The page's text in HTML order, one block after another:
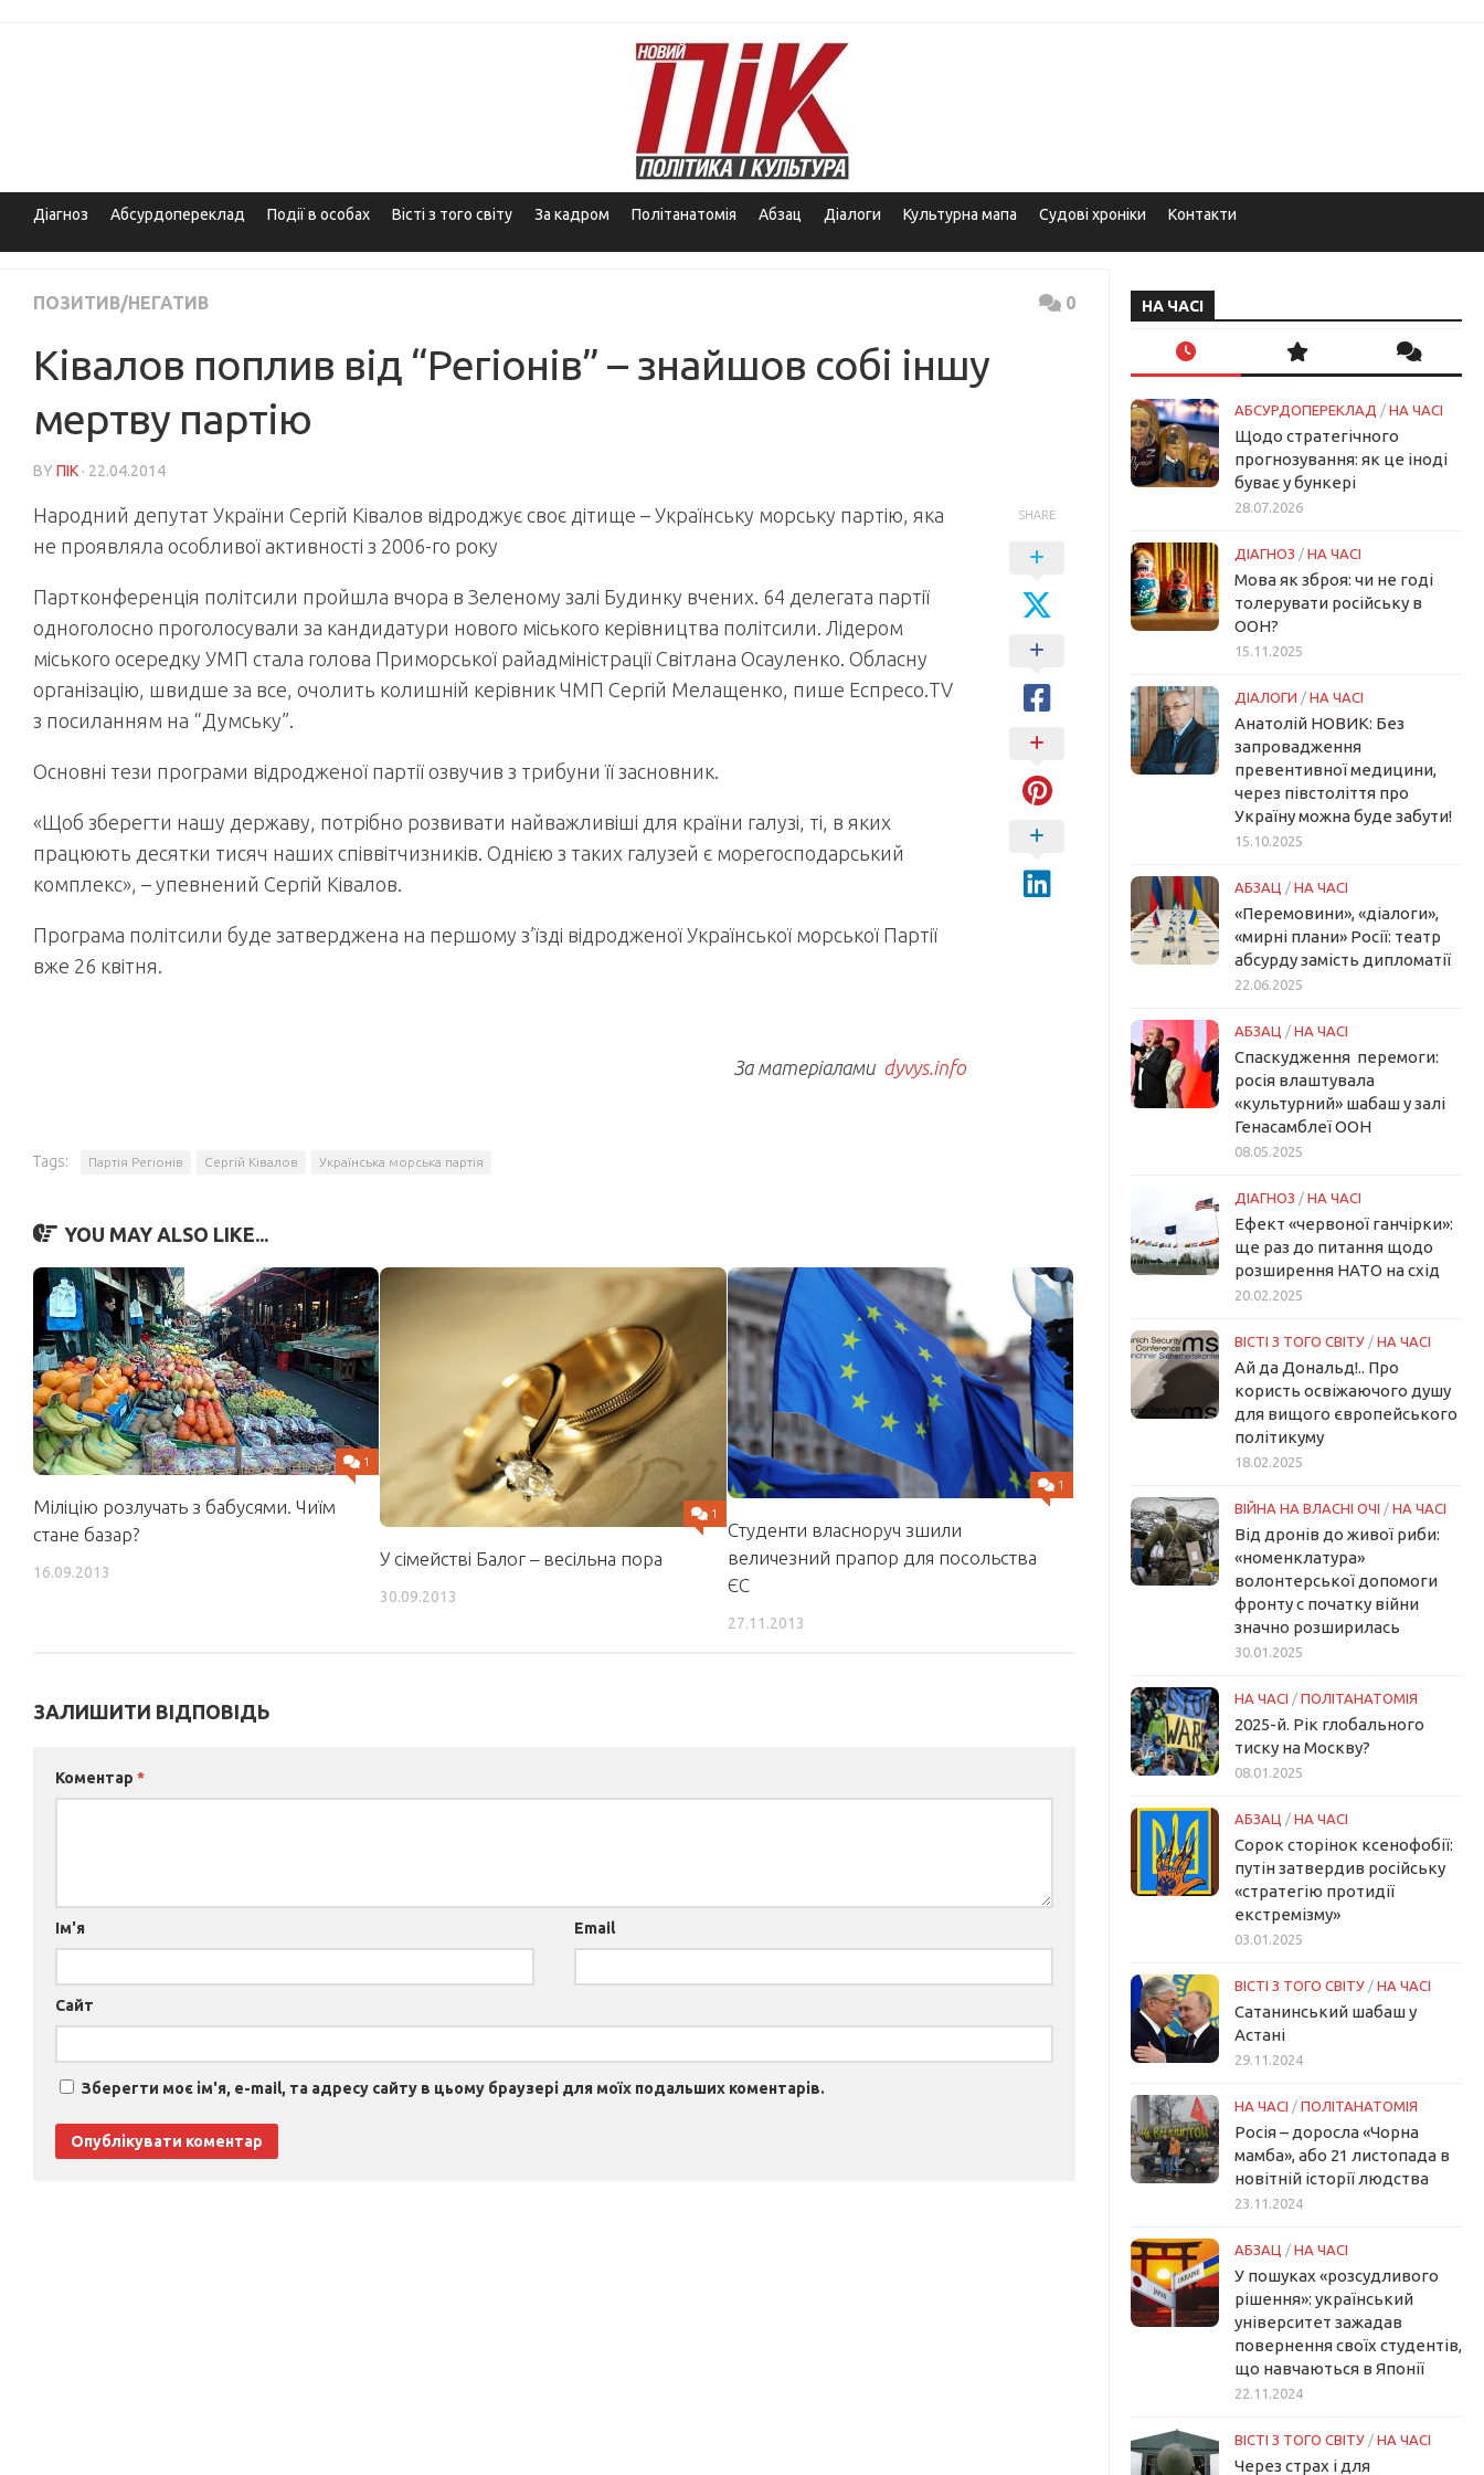
Діагноз Абсурдопереклад Події в особах Вісті з того світу За кадром Політанатомія Абзац Діалоги Культурна мапа Судові хроніки Контакти
ПОЗИТИВ/НЕГАТИВ 0
Ківалов поплив від “Регіонів” – знайшов собі іншу
мертву партію
BY ПІК · 22.04.2014
Народний депутат України Сергій Ківалов відроджує своє дітище – Українську морську партію, яка
не проявляла особливої ​​активності з 2006-го року
Партконференція політсили пройшла вчора в Зеленому залі Будинку вчених. 64 делегата партії
одноголосно проголосували за кандидатури нового міського керівництва політсили. Лідером
міського осередку УМП стала голова Приморської райадміністрації Світлана Осауленко. Обласну
організацію, швидше за все, очолить колишній керівник ЧМП Сергій Мелащенко, пише Еспресо.TV
з посиланням на “Думську”.
Основні тези програми відродженої партії озвучив з трибуни її засновник.
«Щоб зберегти нашу державу, потрібно розвивати найважливіші для країни галузі, ті, в яких
працюють десятки тисяч наших співвітчизників. Однією з таких галузей є морегосподарський
комплекс», – упевнений Сергій Ківалов.
Програма політсили буде затверджена на першому з’їзді відродженої Української морської Партії
вже 26 квітня.
За матеріалами dyvys.info
SHARE
Tags: Партія Регіонів Сергій Ківалов Українська морська партія
YOU MAY ALSO LIKE...
1
Міліцію розлучать з бабусями. Чиїм
стане базар?
16.09.2013
1
У сімействі Балог – весільна пора
30.09.2013
1
Студенти власноруч зшили
величезний прапор для посольства
ЄС
27.11.2013
ЗАЛИШИТИ ВІДПОВІДЬ
Коментар *
Ім'я Email
Сайт
Зберегти моє ім'я, e-mail, та адресу сайту в цьому браузері для моїх подальших коментарів.
НА ЧАСІ
АБСУРДОПЕРЕКЛАД / НА ЧАСІ
Щодо стратегічного
прогнозування: як це іноді
буває у бункері
28.07.2026
ДІАГНОЗ / НА ЧАСІ
Мова як зброя: чи не годі
толерувати російську в
ООН?
15.11.2025
ДІАЛОГИ / НА ЧАСІ
Анатолій НОВИК: Без
запровадження
превентивної медицини,
через півстоліття про
Україну можна буде забути!
15.10.2025
АБЗАЦ / НА ЧАСІ
«Перемовини», «діалоги»,
«мирні плани» Росії: театр
абсурду замість дипломатії
22.06.2025
АБЗАЦ / НА ЧАСІ
Спаскудження перемоги:
росія влаштувала
«культурний» шабаш у залі
Генасамблеї ООН
08.05.2025
ДІАГНОЗ / НА ЧАСІ
Ефект «червоної ганчірки»:
ще раз до питання щодо
розширення НАТО на схід
20.02.2025
ВІСТІ З ТОГО СВІТУ / НА ЧАСІ
Ай да Дональд!.. Про
користь освіжаючого душу
для вищого європейського
політикуму
18.02.2025
ВІЙНА НА ВЛАСНІ ОЧІ / НА ЧАСІ
Від дронів до живої риби:
«номенклатура»
волонтерської допомоги
фронту с початку війни
значно розширилась
30.01.2025
НА ЧАСІ / ПОЛІТАНАТОМІЯ
2025-й. Рік глобального
тиску на Москву?
08.01.2025
АБЗАЦ / НА ЧАСІ
Сорок сторінок ксенофобії:
путін затвердив російську
«стратегію протидії
екстремізму»
03.01.2025
ВІСТІ З ТОГО СВІТУ / НА ЧАСІ
Сатанинський шабаш у
Астані
29.11.2024
НА ЧАСІ / ПОЛІТАНАТОМІЯ
Росія – доросла «Чорна
мамба», або 21 листопада в
новітній історії людства
23.11.2024
АБЗАЦ / НА ЧАСІ
У пошуках «розсудливого
рішення»: український
університет зажадав
повернення своїх студентів,
що навчаються в Японії
22.11.2024
ВІСТІ З ТОГО СВІТУ / НА ЧАСІ
Через страх і для